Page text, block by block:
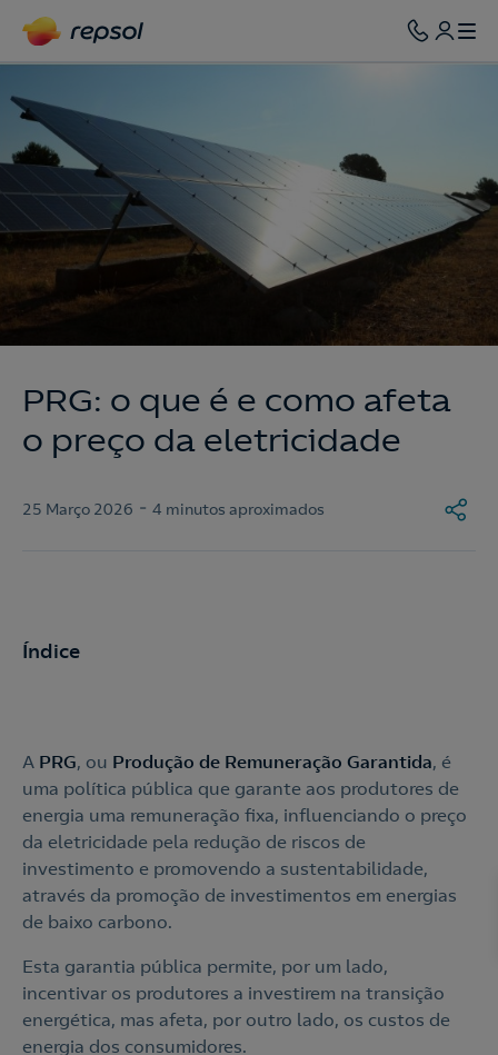
PRG: o que é e como afeta
o preço da eletricidade
25 Março 2026 - 4 minutos aproximados
A PRG, ou Produção de Remuneração Garantida, é
uma política pública que garante aos produtores de
energia uma remuneração fixa, influenciando o preço
da eletricidade pela redução de riscos de
investimento e promovendo a sustentabilidade,
através da promoção de investimentos em energias
de baixo carbono.
Esta garantia pública permite, por um lado,
incentivar os produtores a investirem na transição
energética, mas afeta, por outro lado, os custos de
energia dos consumidores.
Índice